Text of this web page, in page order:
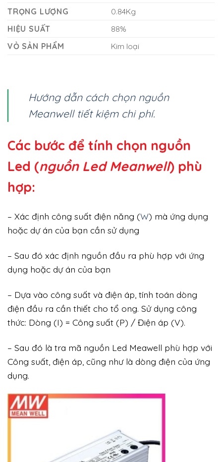
TRỌNG LƯỢNG
0.84Kg
HIỆU SUẤT
88%
VỎ SẢN PHẨM
Kim loại
Hướng dẫn cách chọn nguồn
Meanwell tiết kiệm chi phí.
Các bước để tính chọn nguồn
Led (nguồn Led Meanwell) phù
hợp:
– Xác định công suất điện năng (W) mà ứng dụng
hoặc dự án của bạn cần sử dụng
– Sau đó xác định nguồn đầu ra phù hợp với ứng
dụng hoặc dự án của bạn
– Dựa vào công suất và điện áp, tính toán dòng
điện đầu ra cần thiết cho tổ ong. Sử dụng công
thức: Dòng (I) = Công suất (P) / Điện áp (V).
– Sau đó là tra mã nguồn Led Meawell phù hợp với
Công suất, điện áp, cũng như là dòng điện của ứng
dụng.